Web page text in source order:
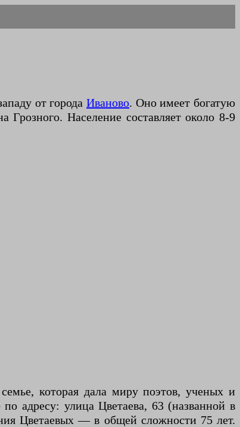
от городаИваново. Оно имеет богатую
Население составляет около 8-9
которая дала миру поэтов, ученых и
адресу: улица Цветаева, 63 (названной в
Цветаевых — в общей сложности 75 лет.